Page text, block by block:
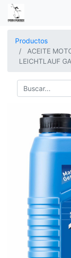
Productos
ACEITE
LEICHTLAUF